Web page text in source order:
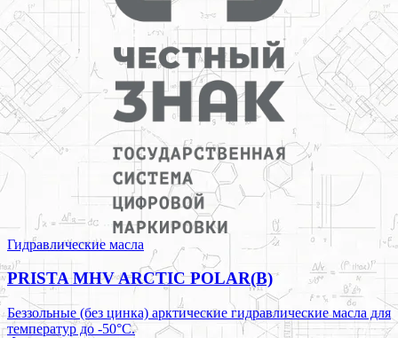
Гидравлические масла
PRISTA MHV ARCTIC POLAR(B)
Беззольные (без цинка) арктические гидравлические масла для
температур до -50°C.